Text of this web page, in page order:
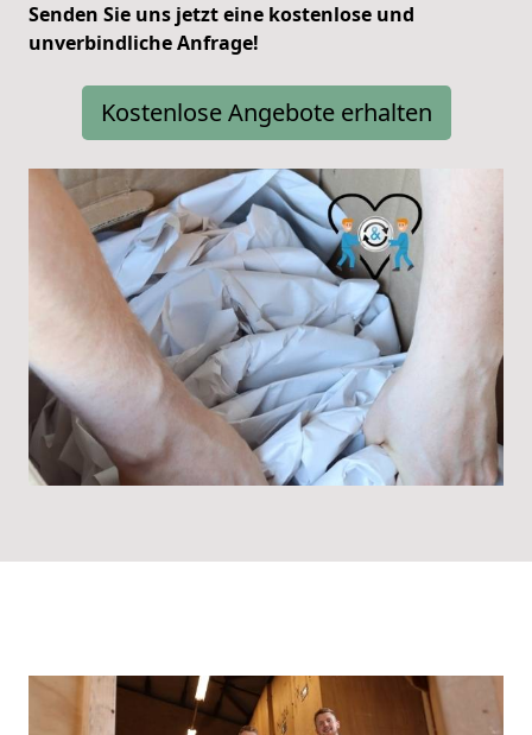
Senden Sie uns jetzt eine kostenlose und
unverbindliche Anfrage!
Kostenlose Angebote erhalten